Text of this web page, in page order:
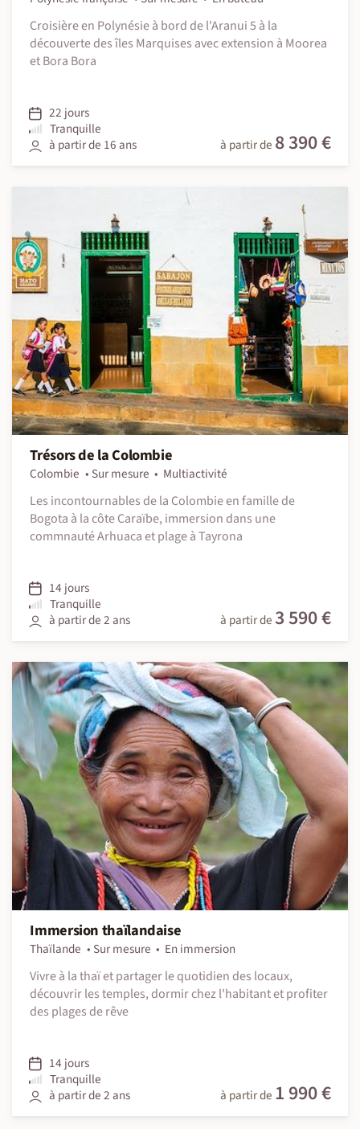
Croisière en Polynésie à bord de l'Aranui 5 à la
découverte des îles Marquises avec extension à Moorea
et Bora Bora
22 jours
Tranquille
à partir de 16 ans
à partir de 8 390 €
Trésors de la Colombie
Colombie Sur mesure
Multiactivité
Les incontournables de la Colombie en famille de
Bogota à la côte Caraïbe, immersion dans une
commnauté Arhuaca et plage à Tayrona
14 jours
Tranquille
à partir de 2 ans
à partir de 3 590 €
Immersion thaïlandaise
Thaïlande Sur mesure
En immersion
Vivre à la thaï et partager le quotidien des locaux,
découvrir les temples, dormir chez l'habitant et profiter
des plages de rêve
14 jours
Tranquille
à partir de 2 ans
à partir de 1 990 €